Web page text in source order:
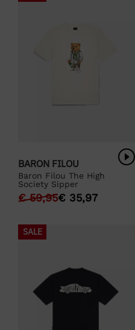
BARON FILOU
Baron Filou The High
Society Sipper
€59,95€ 35,97
SALE